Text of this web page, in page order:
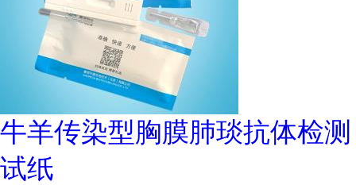
牛羊传染型胸膜肺琰抗体检测
试纸